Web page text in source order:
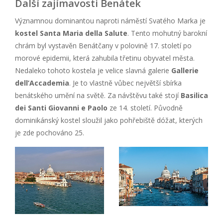
Další zajímavosti Benátek
Významnou dominantou naproti náměstí Svatého Marka je
kostel Santa Maria della Salute. Tento mohutný barokní
chrám byl vystavěn Benátčany v polovině 17. století po
morové epidemii, která zahubila třetinu obyvatel města.
Nedaleko tohoto kostela je velice slavná galerie Gallerie
dell’Accademia. Je to vlastně vůbec největší sbírka
benátského umění na světě. Za návštěvu také stojí Basilica
dei Santi Giovanni e Paolo ze 14. století. Původně
dominikánský kostel sloužil jako pohřebiště dóžat, kterých
je zde pochováno 25.